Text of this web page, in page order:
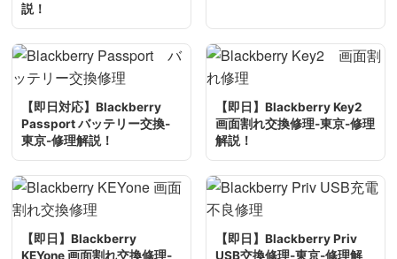
説！
【即日対応】Blackberry
Passport バッテリー交換-
東京-修理解説！
【即日】Blackberry Key2
画面割れ交換修理-東京-修理
解説！
【即日】Blackberry
KEYone 画面割れ交換修理-
【即日】Blackberry Priv
USB交換修理-東京-修理解